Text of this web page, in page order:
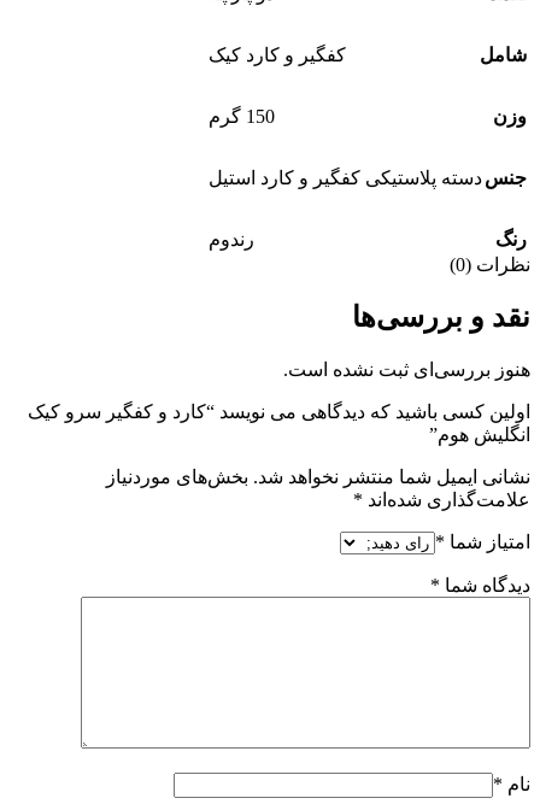
شامل کفگیر و کارد کیک
وزن 150 گرم
جنسدسته پلاستیکی کفگیر و کارد استیل
رنگ
رندوم
نظرات (0)
نقد و بررسی‌ها
هنوز بررسی‌ای ثبت نشده است.
اولین کسی باشید که دیدگاهی می نویسد “کارد و کفگیر سرو کیک
انگلیش هوم”
نشانی ایمیل شما منتشر نخواهد شد. بخش‌های موردنیاز
علامت‌گذاری شده‌اند *
امتیاز شما *
دیدگاه شما *
نام *